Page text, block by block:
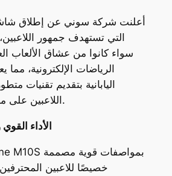
أعلنت شركة سوني عن إطلاق
سواء كانوا من عشاق الألعاب
الرياضات الإلكترونية، مما
اليابانية بتقديم تقنيات
اللاعبين على مختلف المستويات.
الأداء
خصيصًا للاعبين